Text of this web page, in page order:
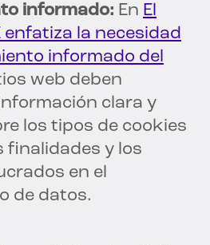
informado: En El
enfatiza la necesidad
informado del
web deben
clara y
los tipos de cookies
finalidades y los
en el
de datos.